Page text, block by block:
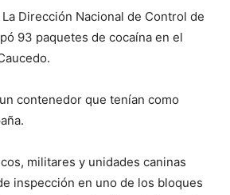
La Dirección Nacional de Control de
93 paquetes de cocaína en el
contenedor que tenían como
militares y unidades caninas
inspección en uno de los bloques